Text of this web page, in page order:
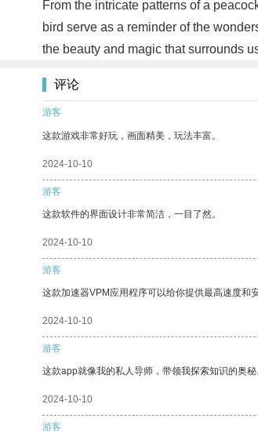
From the intricate patterns of a
bird serve as a reminder of the
the beauty and magic that surrounds
评论
游客
这款游戏非常好玩，画面精美，玩法丰富。
2024-10-10
游客
这款软件的界面设计非常简洁，一目了然。
2024-10-10
游客
这款加速器VPM应用程序可以给你提供最高速度和
2024-10-10
游客
这款app就像我的私人导师，带领我探索知识的奥秘
2024-10-10
游客